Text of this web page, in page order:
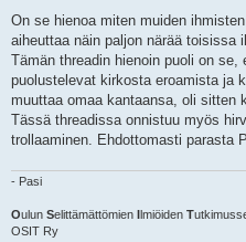
i
e
s
t
i
On se hienoa miten muiden
aiheuttaa näin paljon närää toisissa
Tämän threadin hienoin puoli on
puolustelevat kirkosta eroamista ja
muuttaa omaa kantaansa, oli sitten
Tässä threadissa onnistuu myös
trollaaminen. Ehdottomasti parasta
- Pasi
Oulun Selittämättömien Ilmiöiden T
OSIT Ry